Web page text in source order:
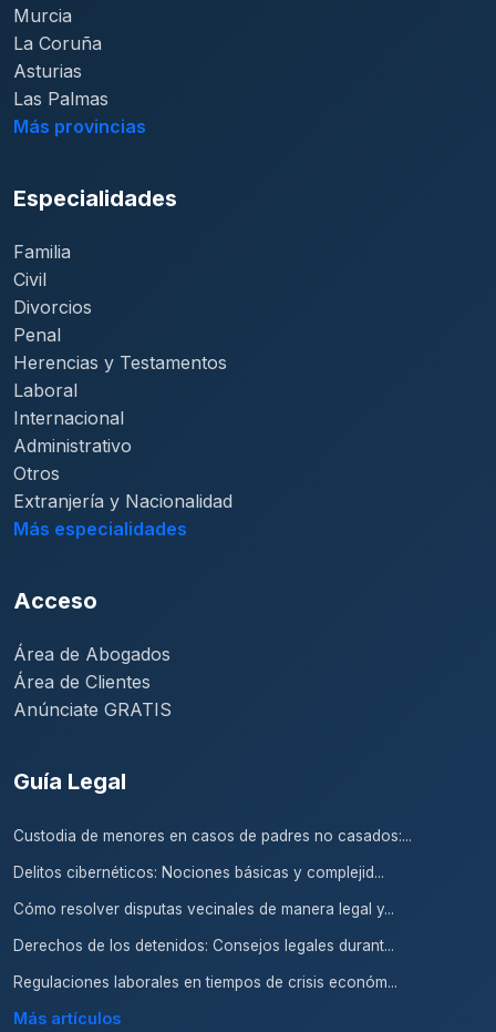
Murcia
La Coruña
Asturias
Las Palmas
Más provincias
Especialidades
Familia
Civil
Divorcios
Penal
Herencias y Testamentos
Laboral
Internacional
Administrativo
Otros
Extranjería y Nacionalidad
Más especialidades
Acceso
Área de Abogados
Área de Clientes
Anúnciate GRATIS
Guía Legal
Custodia de menores en casos de padres no casados:...
Delitos cibernéticos: Nociones básicas y complejid...
Cómo resolver disputas vecinales de manera legal y...
Derechos de los detenidos: Consejos legales durant...
Regulaciones laborales en tiempos de crisis económ...
Más artículos